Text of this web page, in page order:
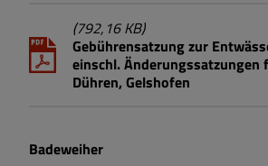
(792,16 KB)
Gebührensatzung zur
einschl. Änderungssatzungen
Dühren, Gelshofen
Badeweiher